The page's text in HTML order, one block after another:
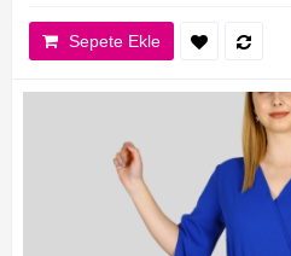
Sepete Ekle